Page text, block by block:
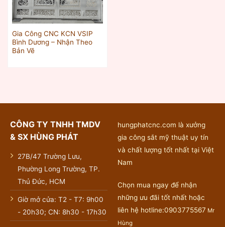
Gia Công CNC KCN VSIP
Bình Dương – Nhận Theo
Bản Vẽ
CÔNG TY TNHH TMDV
& SX HÙNG PHÁT
27B/47 Trường Lưu,
Phường Long Trường, TP.
Thủ Đức, HCM
Giờ mở cửa: T2 - T7: 9h00
- 20h30; CN: 8h30 - 17h30
hungphatcnc.com là xưởng
gia công sắt mỹ thuật uy tín
và chất lượng tốt nhất tại Việt
Nam
Chọn mua ngay để nhận
những ưu đãi tốt nhất hoặc
liên hệ hotline:0903775567 Mr
Hùng